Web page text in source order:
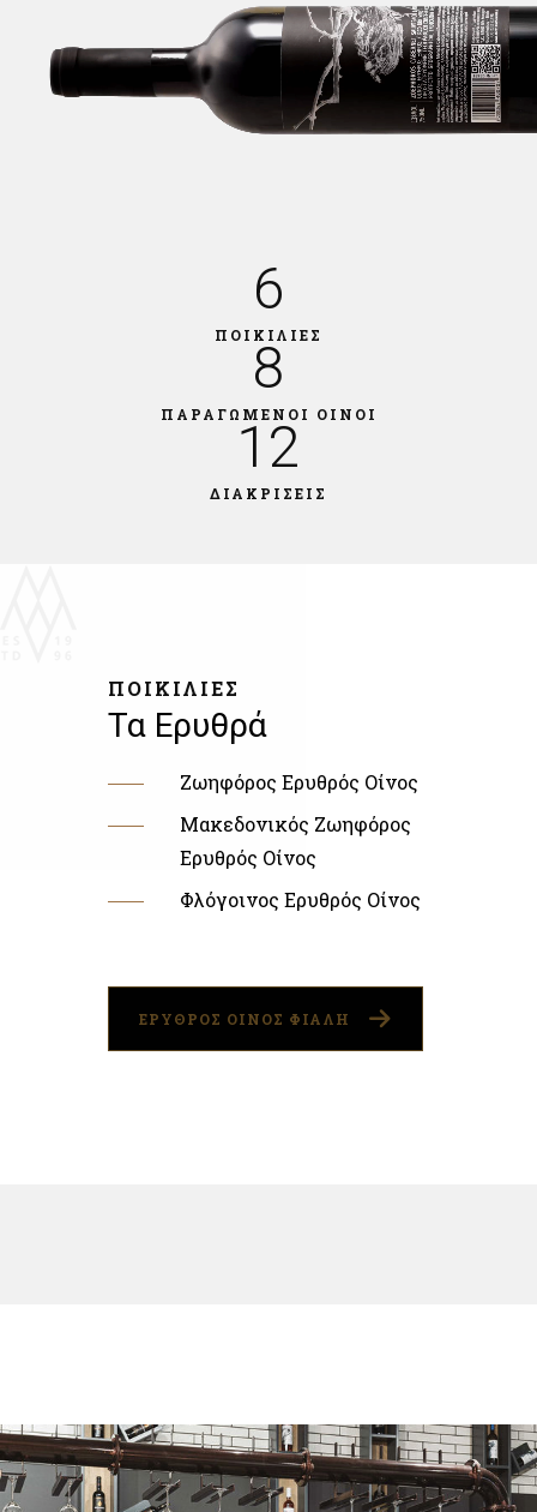
ΠΟΙΚΙΛΙΕΣ
Τα Ερυθρά
Ζωηφόρος Ερυθρός Οίνος
Μακεδονικός Ζωηφόρος
Ερυθρός Οίνος
Φλόγοινος Ερυθρός Οίνος
ΕΡΥΘΡΟΣ ΟΙΝΟΣ ΦΙΑΛΗ
6
ΠΟΙΚΙΛΙΕΣ
8
ΠΑΡΑΓΩΜΕΝΟΙ ΟΙΝΟΙ
12
ΔΙΑΚΡΙΣΕΙΣ